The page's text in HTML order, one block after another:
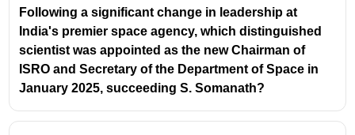
ടെക്നോളജി ഹബ്ഹൈദരാബാദിൽസ്ഥാപിച്ചു.
ഇത്ഇന്ത്യൻ ഇൻസ്റ്റിറ്റ്യൂട്ട് ഓഫ് കെമിക്കൽ
ടെക്നോളജി (IICT)ആണ് വികസിപ്പിച്ചത്.
ഫ്ലോ കെമിസ്ട്രി എന്നത് രാസപ്രവർത്തനങ്ങൾ
തുടർച്ചയായി ഒഴുക്കിൽ നടത്തുന്ന ഒരു നൂതന
സാങ്കേതികവിദ്യയാണ്.
Following a significant change in leadership at
India's premier space agency, which distinguished
scientist was appointed as the new Chairman of
ISRO and Secretary of the Department of Space in
January 2025, succeeding S. Somanath?